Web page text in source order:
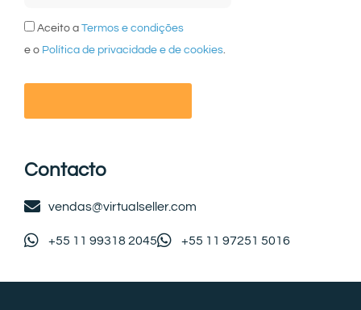
Aceito a Termos e condições
e o Política de privacidade e de cookies
Contacto
vendas@virtualseller.com
+55 11 99318 2045 +55 11 97251 5016